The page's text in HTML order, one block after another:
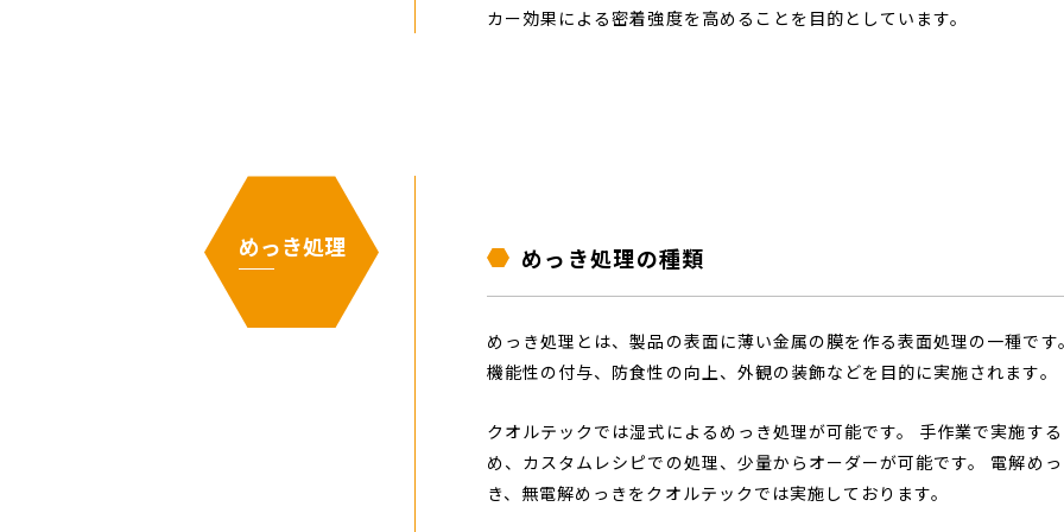
カー効果による密着強度を高めることを目的としています。
めっき処理 めっき処理の種類
めっき処理とは、製品の表面に薄い金属の膜を作る表面処理の一種です
機能性の付与、防食性の向上、外観の装飾などを目的に実施されます。
クオルテックでは湿式によるめっき処理が可能です。 手作業で実施す
め、カスタムレシピでの処理、少量からオーダーが可能です。 電解めっ
き、無電解めっきをクオルテックでは実施しております。